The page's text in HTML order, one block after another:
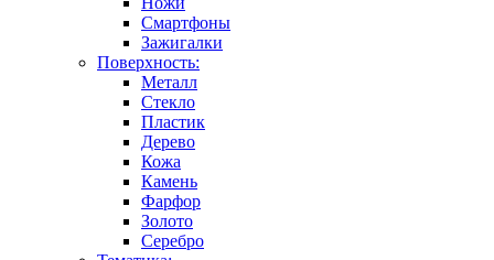
Смартфоны
Зажигалки
Поверхность:
Металл
Стекло
Пластик
Дерево
Кожа
Камень
Фарфор
Золото
Серебро